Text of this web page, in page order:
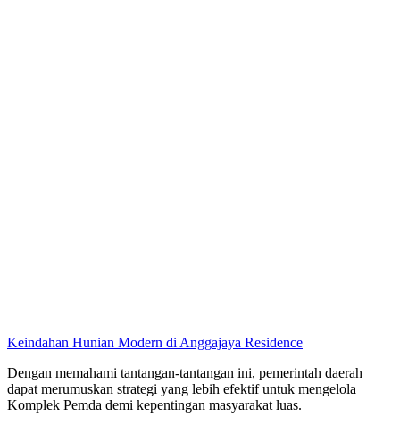
Keindahan Hunian Modern di Anggajaya Residence
Dengan memahami tantangan-tantangan ini, pemerintah daerah
dapat merumuskan strategi yang lebih efektif untuk mengelola
Komplek Pemda demi kepentingan masyarakat luas.